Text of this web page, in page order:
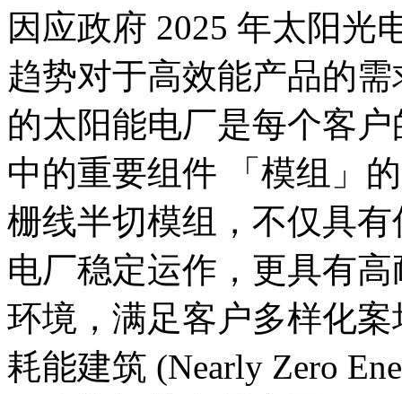
因应政府 2025 年太阳光
趋势对于高效能产品的
的太阳能电厂是每个客
中的重要组件 「模组」
栅线半切模组，不仅具
电厂稳定运作，更具有
环境，满足客户多样化
耗能建筑 (Nearly Zero